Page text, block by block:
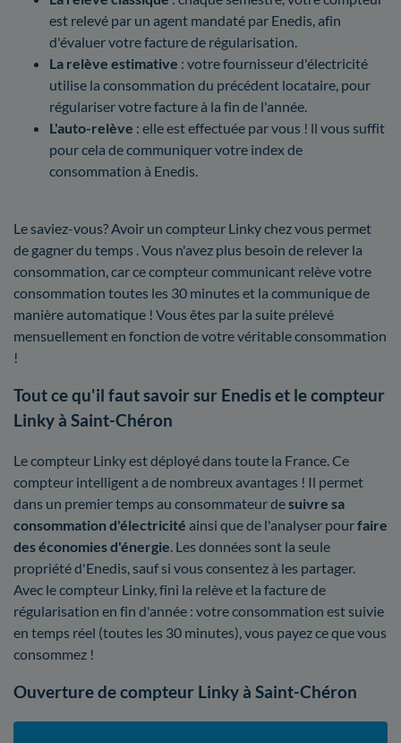
est relevé par un agent mandaté par Enedis, afin
d'évaluer votre facture de régularisation.
La relève estimative : votre fournisseur d'électricité
utilise la consommation du précédent locataire, pour
régulariser votre facture à la fin de l'année.
L'auto-relève : elle est effectuée par vous ! ll vous suffit
pour cela de communiquer votre index de
consommation à Enedis.
Le saviez-vous? Avoir un compteur Linky chez vous permet
de gagner du temps . Vous n'avez plus besoin de relever la
consommation, car ce compteur communicant relève votre
consommation toutes les 30 minutes et la communique de
manière automatique ! Vous êtes par la suite prélevé
mensuellement en fonction de votre véritable consommation
!
Tout ce qu'il faut savoir sur Enedis et le compteur
Linky à Saint-Chéron
Le compteur Linky est déployé dans toute la France. Ce
compteur intelligent a de nombreux avantages ! Il permet
dans un premier temps au consommateur desuivre sa
consommation d'électricité ainsi que de l'analyser pourfaire
des économies d'énergie . Les données sont la seule
propriété d'Enedis, sauf si vous consentez à les partager.
Avec le compteur Linky, fini la relève et la facture de
régularisation en fin d'année : votre consommation est suivie
en temps réel (toutes les 30 minutes), vous payez ce que vous
consommez !
Ouverture de compteur Linky à Saint-Chéron